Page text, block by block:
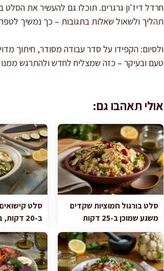
חרדל דיז'ון גרגרים. תוכלו גם להעשיר את
תהליך ולשאול שאלות בתגובות – כך נמשיך
ולסיום: הקפידו על סדר עבודה מסודר, חיתוך
טעם ובעיקר – כזה שמצליח לחדש ולהתרגש
אולי תאהבו גם:
סלט בורגול חמוציות שקדים
משגע שמוכן ב-25 דקות
סלט
ב-20 דקות, בלי מיונז בכלל